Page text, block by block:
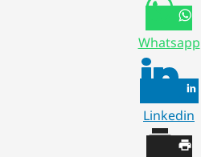
Whatsapp
Linkedin